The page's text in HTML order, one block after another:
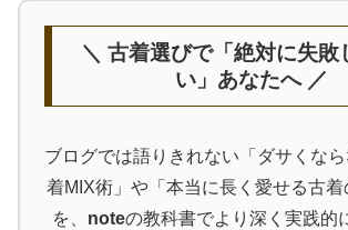
＼ 古着選びで「絶対に失敗
い」あなたへ ／
ブログでは語りきれない「ダサくな
着MIX術」や「本当に長く愛せる古着
を、 noteの教科書でより深く実践的